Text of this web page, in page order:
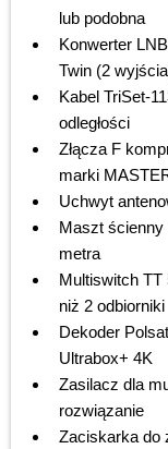
lub podobna
Konwerter
Twin (2
Kabel TriSet-
odległości
Złącza F
marki
Uchwyt
Maszt ścienny
metra
Multiswitch TT
niż 2 odbiorniki
Dekoder
Ultrabox+ 4K
Zasilacz dla
rozwiązanie
Zaciskarka do